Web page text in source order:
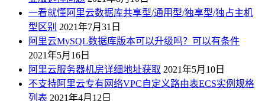
一看就懂阿里云数据库共享型/通用型/独享型/独占主机
型区别 2021年7月31日
阿里云MySQL数据库版本可以升级吗？可以有条件
2021年5月16日
阿里云服务器机房详细地址获取 2021年5月10日
不支持阿里云专有网络VPC自定义路由表ECS实例规格
列表 2021年4月12日